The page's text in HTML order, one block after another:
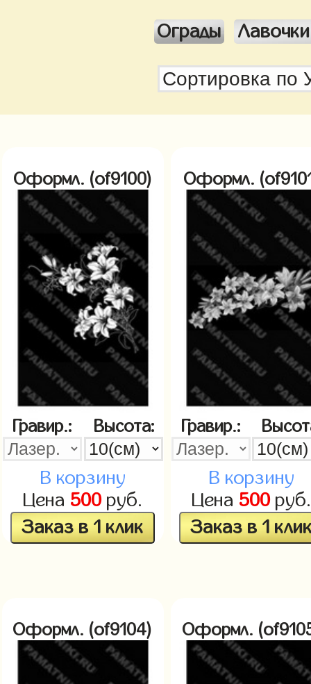
Ограды
Оформл. (of9100)
Гравир.: Высота:
В корзину
Цена 500руб.
Заказ в 1 клик
Оформл.
Гравир.:
В корзину
Цена 500руб.
Заказ в 1
Оформл. (of9104) Оформл.